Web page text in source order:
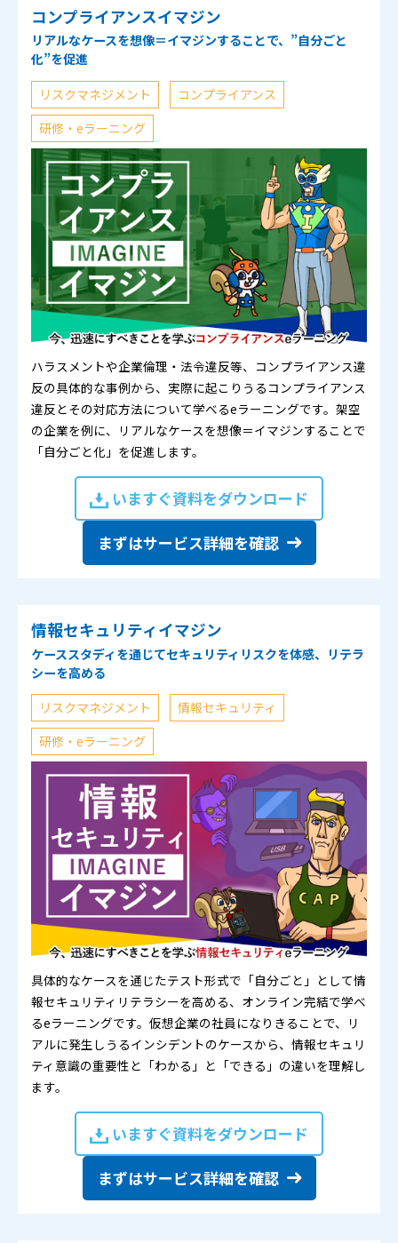
コンプライアンスイマジン
リアルなケースを想像＝イマジンすることで、”自分ごと
化”を促進
リスクマネジメント
コンプライアンス
研修・eラーニング
ハラスメントや企業倫理・法令違反等、コンプライアンス違
反の具体的な事例から、実際に起こりうるコンプライアンス
違反とその対応方法について学べるeラーニングです。架空
の企業を例に、リアルなケースを想像＝イマジンすることで
「自分ごと化」を促進します。
いますぐ資料をダウンロード
まずはサービス詳細を確認
情報セキュリティイマジン
ケーススタディを通じてセキュリティリスクを体感、リテラ
シーを高める
リスクマネジメント
情報セキュリティ
研修・eラーニング
具体的なケースを通じたテスト形式で「自分ごと」として情
報セキュリティリテラシーを高める、オンライン完結で学べ
るeラーニングです。仮想企業の社員になりきることで、リ
アルに発生しうるインシデントのケースから、情報セキュリ
ティ意識の重要性と「わかる」と「できる」の違いを理解し
ます。
いますぐ資料をダウンロード
まずはサービス詳細を確認